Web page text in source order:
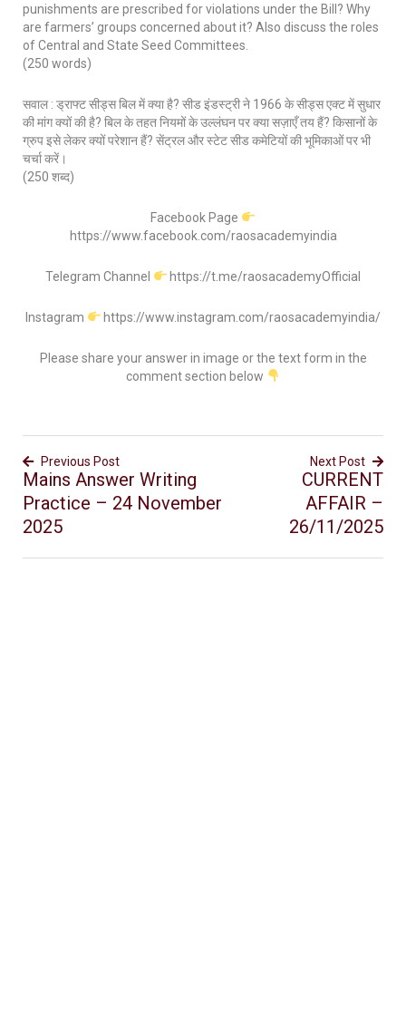
punishments are prescribed for violations under the Bill? Why
are farmers’ groups concerned about it? Also discuss the roles
of Central and State Seed Committees.
(250 words)
सवाल : ड्राफ्ट सीड्स बिल में क्या है? सीड इंडस्ट्री ने 1966 के सीड्स एक्ट में सुधार
की मांग क्यों की है? बिल के तहत नियमों के उल्लंघन पर क्या सज़ाएँ तय हैं? किसानों के
ग्रुप इसे लेकर क्यों परेशान हैं? सेंट्रल और स्टेट सीड कमेटियों की भूमिकाओं पर भी
चर्चा करें।
(250 शब्द)
Facebook Page
https://www.facebook.com/raosacademyindia
Telegram Channel https://t.me/raosacademyOfficial
Instagram https://www.instagram.com/raosacademyindia/
Please share your answer in image or the text form in the
comment section below
Previous Post
Mains Answer Writing
Practice – 24 November
2025
Next Post
CURRENT
AFFAIR –
26/11/2025